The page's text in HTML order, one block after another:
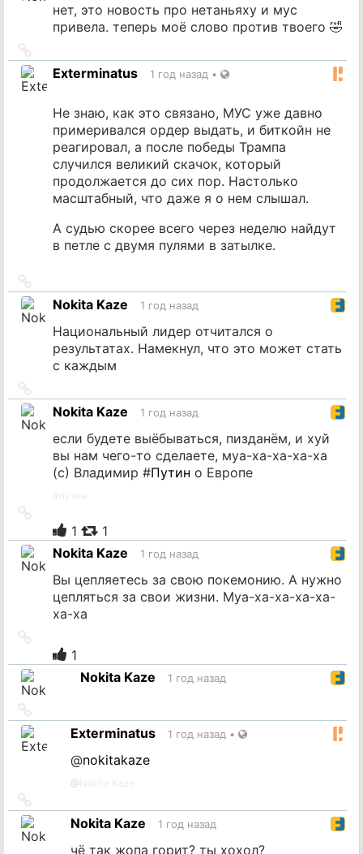
нет, это новость про нетаньяху и мус
привела. теперь моё слово против твоего 🤣
на
источник
Exterminatus 1 год назад •
Не знаю, как это связано, МУС уже давно
примеривался ордер выдать, и биткойн не
реагировал, а после победы Трампа
случился великий скачок, который
продолжается до сих пор. Настолько
масштабный, что даже я о нем слышал.
А судью скорее всего через неделю найдут
в петле с двумя пулями в затылке.
на
источник
Nokita Kaze 1 год назад
Национальный лидер отчитался о
результатах. Намекнул, что это может стать
с каждым
на
источник
Nokita Kaze 1 год назад
если будете выёбываться, пизданём, и хуй
вы нам чего-то сделаете, муа-ха-ха-ха-ха
(c) Владимир #Путин о Европе
источник
1
1
Nokita Kaze
1 год назад
Вы цепляетесь за свою покемонию. А нужно
цепляться за свои жизни. Муа-ха-ха-ха-ха-
ха-ха
источник
1
Nokita Kaze
1 год назад
на
источникExterminatus 1 год назад •
@nokitakaze
@
на
источникNokita Kaze 1 год назад
чё так жопа горит? ты хохол?